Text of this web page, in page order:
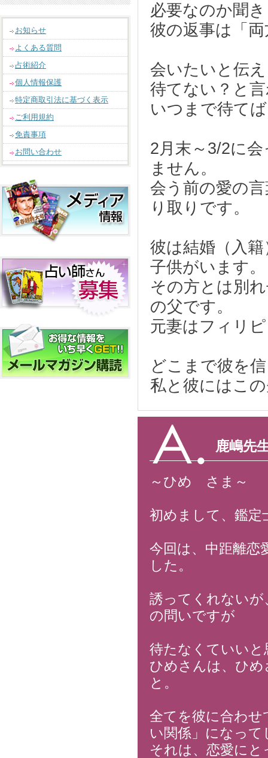
お知らせ
よくある質問
占術紹介
個人情報保護
特定商取引法に基づく表示
ご利用規約
免責事項
お問い合わせ
必要なのか聞
彼の返事は「
会いたいと伝
待てない？と
いつまで待て
2月末～3/2に
ません。
会う前の愛の
り取りです。
彼は結婚（入
子供がいます。
その方とは別
の父です。
元妻はフィリ
どこまで彼を
私と彼にはこ
鹿嶋先
～ひめ さま～
初めまして、鑑定
今回は、中距離
した。
誘ってくれない
の問いですが
待たなくていいと
ひめさんは、ひ
と。
全てを彼に合わせ
い関係」になっ
それは、恋愛に